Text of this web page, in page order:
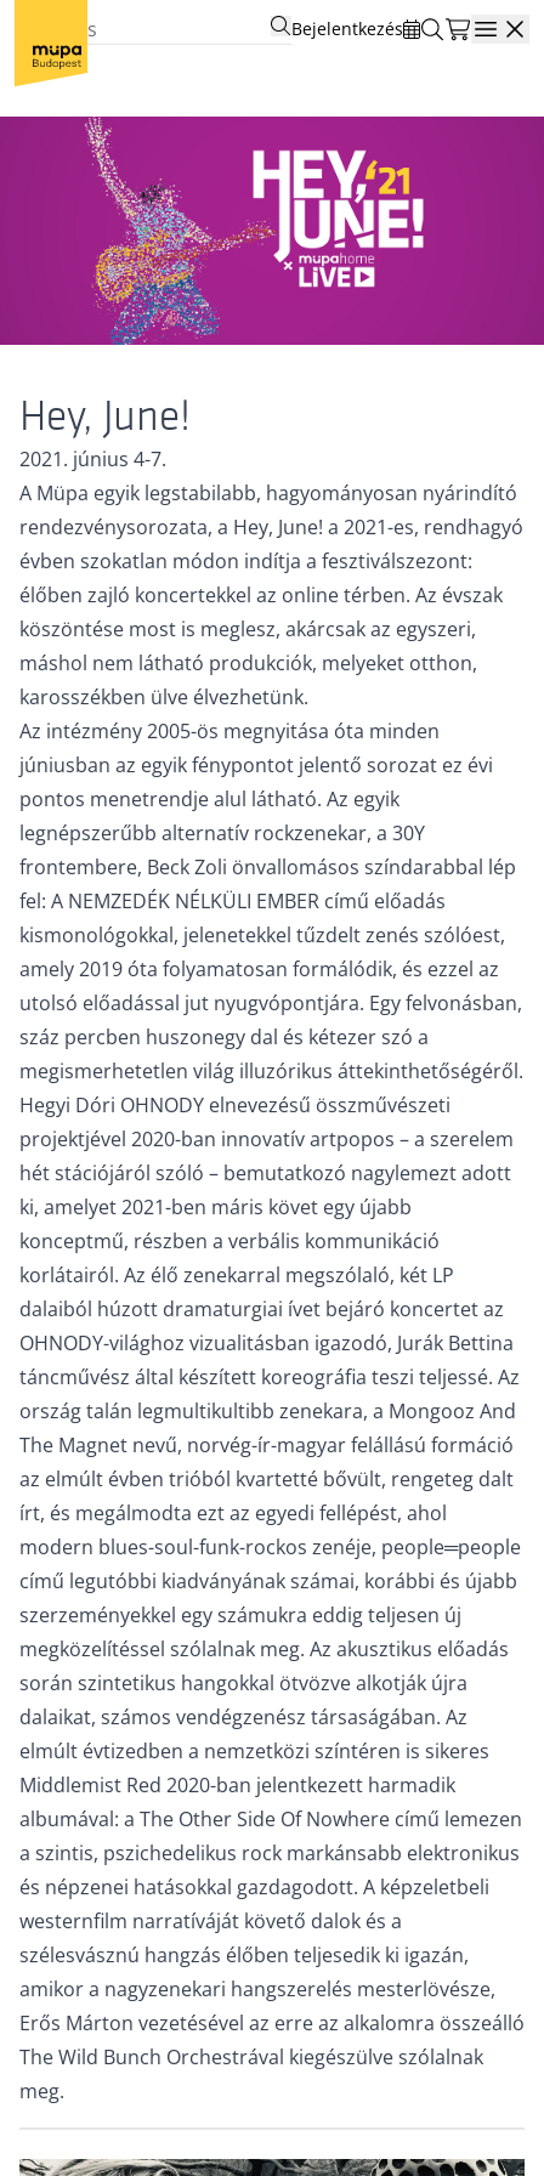
Bejelentkezés
Hey, June!
2021. június 4-7.
A Müpa egyik legstabilabb, hagyományosan nyárindító
rendezvénysorozata, a Hey, June! a 2021-es, rendhagyó
évben szokatlan módon indítja a fesztiválszezont:
élőben zajló koncertekkel az online térben. Az évszak
köszöntése most is meglesz, akárcsak az egyszeri,
máshol nem látható produkciók, melyeket otthon,
karosszékben ülve élvezhetünk.
Az intézmény 2005-ös megnyitása óta minden
júniusban az egyik fénypontot jelentő sorozat ez évi
pontos menetrendje alul látható. Az egyik
legnépszerűbb alternatív rockzenekar, a 30Y
frontembere, Beck Zoli önvallomásos színdarabbal lép
fel: A NEMZEDÉK NÉLKÜLI EMBER című előadás
kismonológokkal, jelenetekkel tűzdelt zenés szólóest,
amely 2019 óta folyamatosan formálódik, és ezzel az
utolsó előadással jut nyugvópontjára. Egy felvonásban,
száz percben huszonegy dal és kétezer szó a
megismerhetetlen világ illuzórikus áttekinthetőségéről.
Hegyi Dóri OHNODY elnevezésű összművészeti
projektjével 2020-ban innovatív artpopos – a szerelem
hét stációjáról szóló – bemutatkozó nagylemezt adott
ki, amelyet 2021-ben máris követ egy újabb
konceptmű, részben a verbális kommunikáció
korlátairól. Az élő zenekarral megszólaló, két LP
dalaiból húzott dramaturgiai ívet bejáró koncertet az
OHNODY-világhoz vizualitásban igazodó, Jurák Bettina
táncművész által készített koreográfia teszi teljessé. Az
ország talán legmultikultibb zenekara, a Mongooz And
The Magnet nevű, norvég-ír-magyar felállású formáció
az elmúlt évben trióból kvartetté bővült, rengeteg dalt
írt, és megálmodta ezt az egyedi fellépést, ahol
modern blues-soul-funk-rockos zenéje, people═people
című legutóbbi kiadványának számai, korábbi és újabb
szerzeményekkel egy számukra eddig teljesen új
megközelítéssel szólalnak meg. Az akusztikus előadás
során szintetikus hangokkal ötvözve alkotják újra
dalaikat, számos vendégzenész társaságában. Az
elmúlt évtizedben a nemzetközi színtéren is sikeres
Middlemist Red 2020-ban jelentkezett harmadik
albumával: a The Other Side Of Nowhere című lemezen
a szintis, pszichedelikus rock markánsabb elektronikus
és népzenei hatásokkal gazdagodott. A képzeletbeli
westernfilm narratíváját követő dalok és a
szélesvásznú hangzás élőben teljesedik ki igazán,
amikor a nagyzenekari hangszerelés mesterlövésze,
Erős Márton vezetésével az erre az alkalomra összeálló
The Wild Bunch Orchestrával kiegészülve szólalnak
meg.